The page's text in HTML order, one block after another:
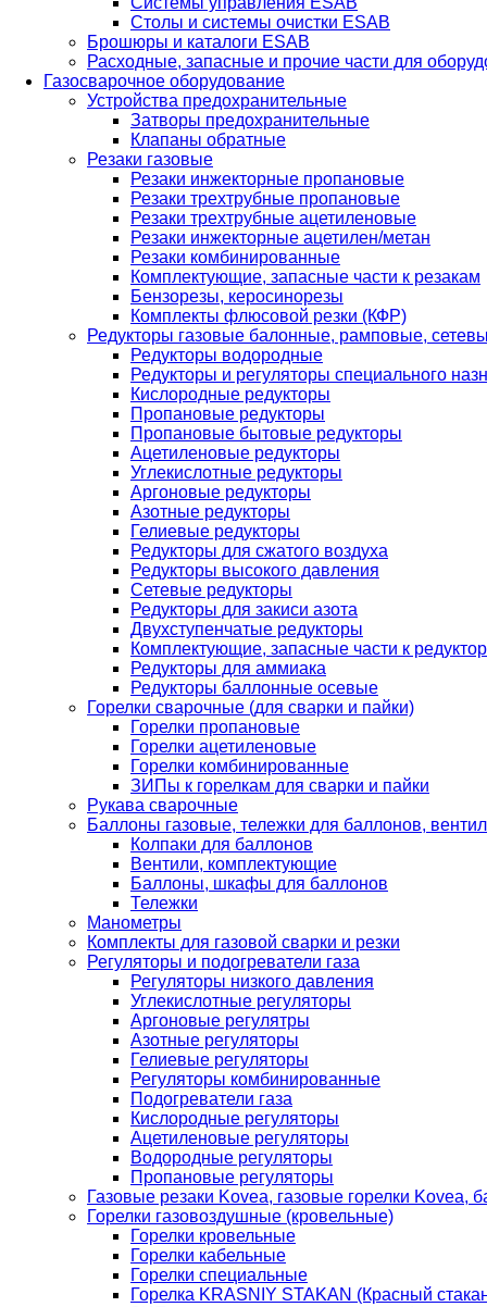
Столы и системы очистки ESAB
Брошюры и каталоги ESAB
Расходные, запасные и прочие части для
Газосварочное оборудование
Устройства предохранительные
Затворы предохранительные
Клапаны обратные
Резаки газовые
Резаки инжекторные пропановые
Резаки трехтрубные пропановые
Резаки трехтрубные ацетиленовые
Резаки инжекторные ацетилен/метан
Резаки комбинированные
Комплектующие, запасные части к резакам
Бензорезы, керосинорезы
Комплекты флюсовой резки (КФР)
Редукторы газовые балонные, рамповые,
Редукторы водородные
Редукторы и регуляторы специального
Кислородные редукторы
Пропановые редукторы
Пропановые бытовые редукторы
Ацетиленовые редукторы
Углекислотные редукторы
Аргоновые редукторы
Азотные редукторы
Гелиевые редукторы
Редукторы для сжатого воздуха
Редукторы высокого давления
Сетевые редукторы
Редукторы для закиси азота
Двухступенчатые редукторы
Комплектующие, запасные части к
Редукторы для аммиака
Редукторы баллонные осевые
Горелки сварочные (для сварки и пайки)
Горелки пропановые
Горелки ацетиленовые
Горелки комбинированные
ЗИПы к горелкам для сварки и пайки
Рукава сварочные
Баллоны газовые, тележки для баллонов,
Колпаки для баллонов
Вентили, комплектующие
Баллоны, шкафы для баллонов
Тележки
Манометры
Комплекты для газовой сварки и резки
Регуляторы и подогреватели газа
Регуляторы низкого давления
Углекислотные регуляторы
Аргоновые регулятры
Азотные регуляторы
Гелиевые регуляторы
Регуляторы комбинированные
Подогреватели газа
Кислородные регуляторы
Ацетиленовые регуляторы
Водородные регуляторы
Пропановые регуляторы
Газовые резаки Kovea, газовые горелки Kovea,
Горелки газовоздушные (кровельные)
Горелки кровельные
Горелки кабельные
Горелки специальные
Горелка KRASNIY STAKAN (Красный